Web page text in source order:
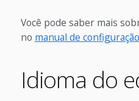
Você pode saber mais
no manual de
Idioma do